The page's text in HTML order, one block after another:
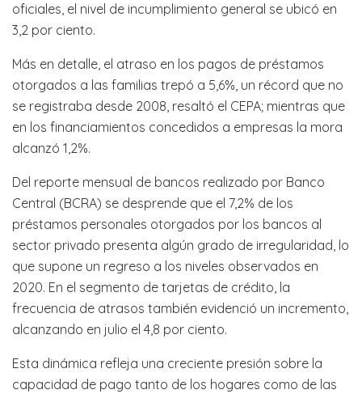
oficiales, el nivel de incumplimiento general se ubicó en
3,2 por ciento.
Más en detalle, el atraso en los pagos de préstamos
otorgados a las familias trepó a 5,6%, un récord que no
se registraba desde 2008, resaltó el CEPA; mientras que
en los financiamientos concedidos a empresas la mora
alcanzó 1,2%.
Del reporte mensual de bancos realizado por Banco
Central (BCRA) se desprende que el 7,2% de los
préstamos personales otorgados por los bancos al
sector privado presenta algún grado de irregularidad, lo
que supone un regreso a los niveles observados en
2020. En el segmento de tarjetas de crédito, la
frecuencia de atrasos también evidenció un incremento,
alcanzando en julio el 4,8 por ciento.
Esta dinámica refleja una creciente presión sobre la
capacidad de pago tanto de los hogares como de las